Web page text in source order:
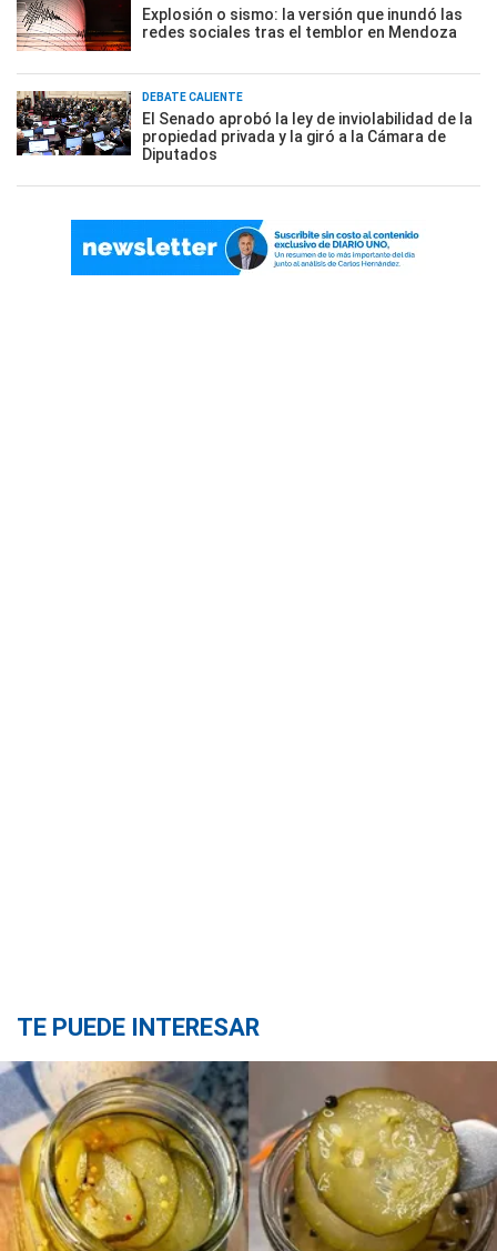
Explosión o sismo: la versión que inundó las
redes sociales tras el temblor en Mendoza
DEBATE CALIENTE
El Senado aprobó la ley de inviolabilidad de la
propiedad privada y la giró a la Cámara de
Diputados
TE PUEDE INTERESAR